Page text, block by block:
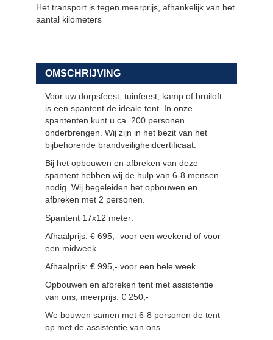
Het transport is tegen meerprijs, afhankelijk van het
aantal kilometers
OMSCHRIJVING
Voor uw dorpsfeest, tuinfeest, kamp of bruiloft
is een spantent de ideale tent. In onze
spantenten kunt u ca. 200 personen
onderbrengen. Wij zijn in het bezit van het
bijbehorende brandveiligheidcertificaat.
Bij het opbouwen en afbreken van deze
spantent hebben wij de hulp van 6-8 mensen
nodig. Wij begeleiden het opbouwen en
afbreken met 2 personen.
Spantent 17x12 meter:
Afhaalprijs: € 695,- voor een weekend of voor
een midweek
Afhaalprijs: € 995,- voor een hele week
Opbouwen en afbreken tent met assistentie
van ons, meerprijs: € 250,-
We bouwen samen met 6-8 personen de tent
op met de assistentie van ons.